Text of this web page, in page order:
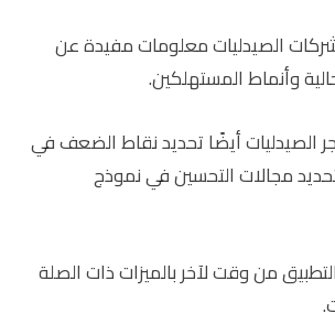
الصيدليات معلومات مفيدة عن
وأنماط المستهلكين.
الصيدليات أيضًا تحديد نقاط الضعف في
مجالات التحسين في نموذج
من وقت لآخر بالميزات ذات الصلة